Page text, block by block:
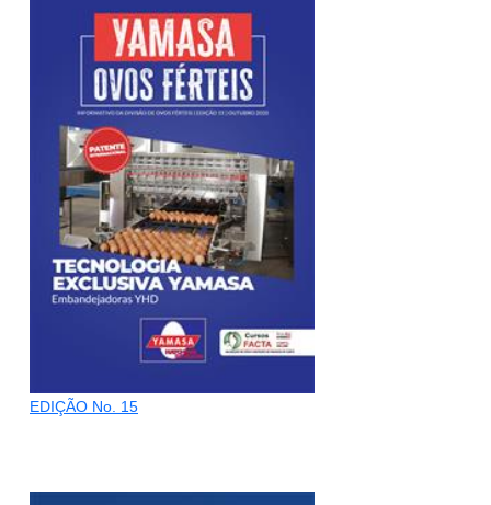
EDIÇÃO No. 15